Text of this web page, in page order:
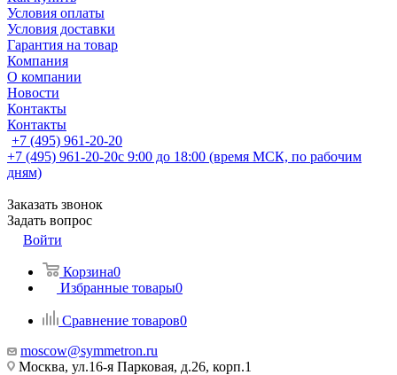
Условия оплаты
Условия доставки
Гарантия на товар
Компания
О компании
Новости
Контакты
Контакты
+7 (495) 961-20-20
+7 (495) 961-20-20с 9:00 до 18:00 (время МСК, по рабочим
дням)
Заказать звонок
Задать вопрос
Войти
Корзина0
Избранные товары0
Сравнение товаров0
moscow@symmetron.ru
Москва, ул.16-я Парковая, д.26, корп.1